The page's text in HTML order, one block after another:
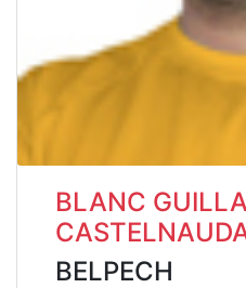
BLANC
BELPECH